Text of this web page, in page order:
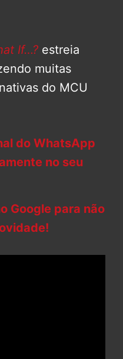
If…? estreia
muitas
do MCU
do WhatsApp
no seu
Google para não